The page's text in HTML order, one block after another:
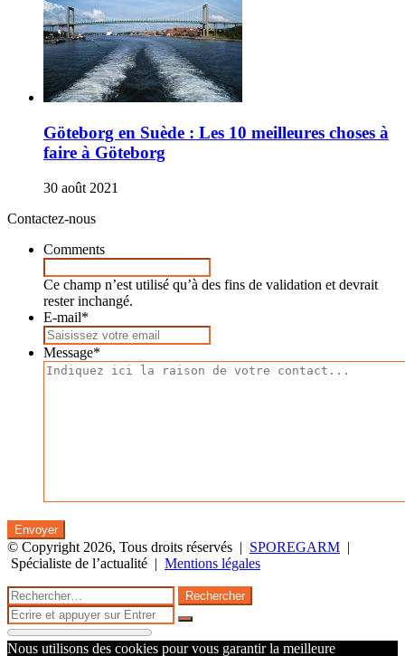
Göteborg en Suède : Les 10 meilleures choses à
faire à Göteborg
30 août 2021
Contactez-nous
Comments
Ce champ n’est utilisé qu’à des fins de validation et devrait
rester inchangé.
E-mail*
Message*
© Copyright 2026, Tous droits réservés | SPOREGARM |
Spécialiste de l’actualité | Mentions légales
Bouton
retour
en
haut
Fermer
Rechercher :
Fermer
Rechercher
Nous utilisons des cookies pour vous garantir la meilleure